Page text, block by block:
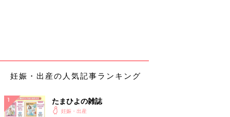
妊娠・出産の人気記事ランキング
たまひよの雑誌
妊娠・出産